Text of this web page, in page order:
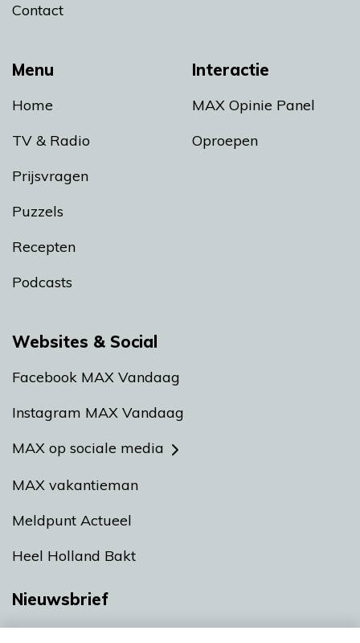
Menu
Home
TV & Radio
Prijsvragen
Puzzels
Recepten
Podcasts
Interactie
MAX Opinie Panel
Oproepen
Contact
Websites & Social
Facebook MAX Vandaag
Instagram MAX Vandaag
MAX op sociale media
MAX vakantieman
Meldpunt Actueel
Heel Holland Bakt
Nieuwsbrief